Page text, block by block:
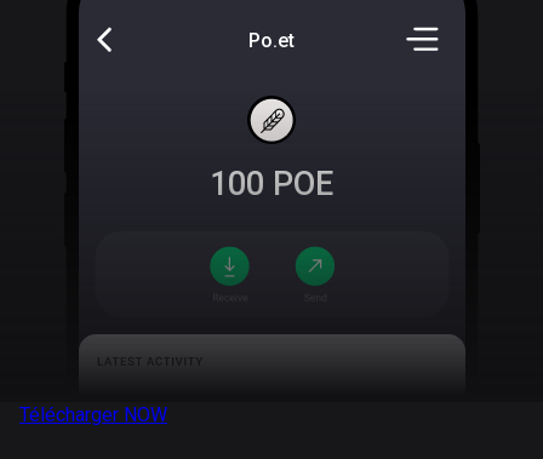
Po.et
100 POE
Télécharger NOW